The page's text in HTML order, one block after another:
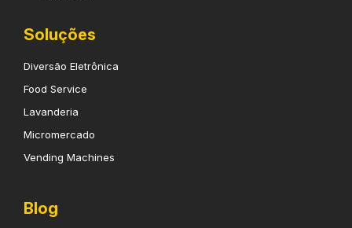
Soluções
Diversão Eletrônica
Food Service
Lavanderia
Micromercado
Vending Machines
Blog